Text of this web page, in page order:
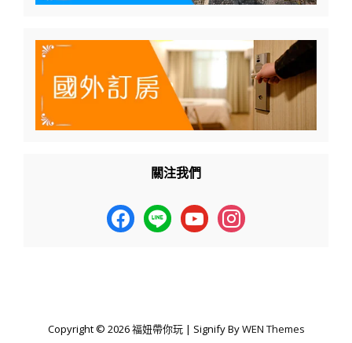
關注我們
facebook
line youtubeinstagram
Copyright © 2026福妞帶你玩 | Signify ByWEN Themes